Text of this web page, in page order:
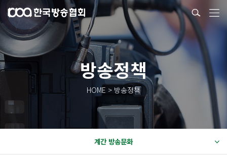
방송정책
HOME > 방송정책
계간 방송문화